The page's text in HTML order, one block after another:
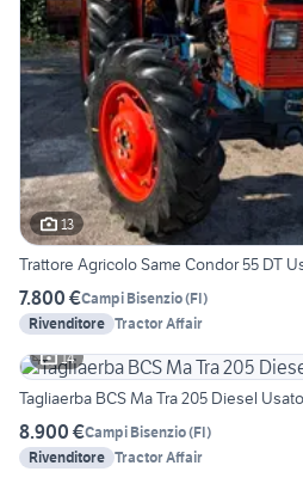
13
Trattore Agricolo Same Condor 55 DT
7.800 €Campi Bisenzio(FI)
Rivenditore Tractor Affair
14
Tagliaerba BCS Ma Tra 205 Diesel
8.900 €Campi Bisenzio(FI)
Rivenditore Tractor Affair